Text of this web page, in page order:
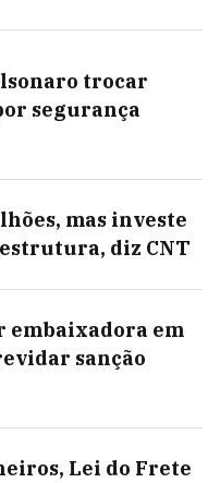
trocar
segurança
mas investe
diz CNT
embaixadora em
sanção
Lei do Frete